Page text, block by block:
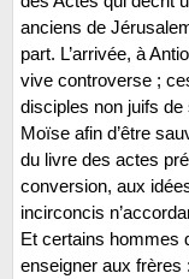
anciens de
part. L’arrivée, à
vive controverse ;
disciples non juifs
Moïse afin d’être
du livre des actes
conversion, aux
incirconcis
Et certains hommes
enseigner aux frères